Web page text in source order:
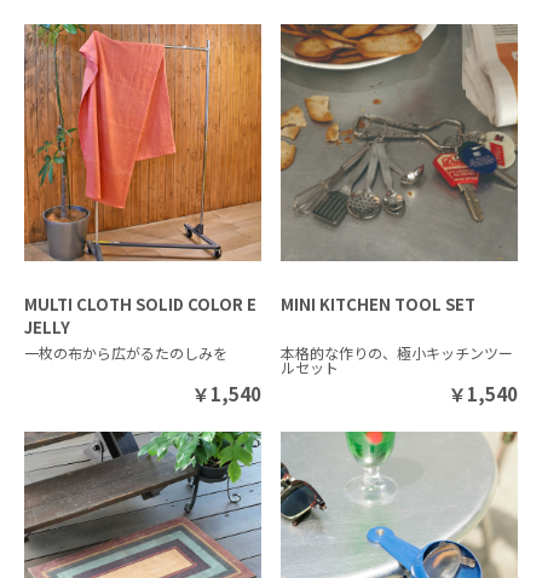
MULTI CLOTH SOLID COLOR E
JELLY
一枚の布から広がるたのしみを
￥1,540
MINI KITCHEN TOOL SET
本格的な作りの、極小キッチンツー
ルセット
￥1,540